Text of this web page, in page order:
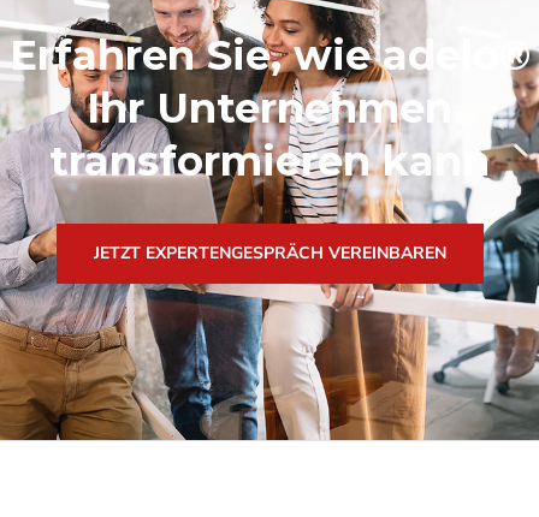
Erfahren Sie, wie adelo®
Ihr Unternehmen
transformieren kann
JETZT EXPERTENGESPRÄCH VEREINBAREN